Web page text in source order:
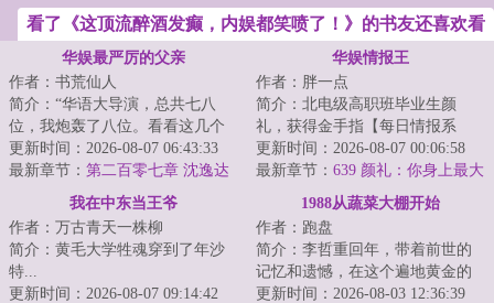
看了《这顶流醉酒发癫，内娱都笑喷了！》的书友还喜欢看
华娱最严厉的父亲
作者：书荒仙人
简介：“华语大导演，总共七八
位，我炮轰了八位。看看这几个
前辈，哪一个不是成绩斐然，哪
个不是奖项傍身...
更新时间：2026-08-07 06:43:33
最新章节： 第二百零七章 沈逸达
的狂暴轰入，莫名破防！
华娱情报王
作者：胖一点
简介：北电级高职班毕业生颜
礼，获得金手指【每日情报系
统】，从此化身娱乐圈情报王什
么？《隋唐英雄传》...
更新时间：2026-08-07 00:06:58
最新章节： 639 颜礼：你身上最大
的优势不是名气，而是脸
我在中东当王爷
作者：万古青天一株柳
简介：黄毛大学牲魂穿到了年沙
特...
更新时间：2026-08-07 09:14:42
1988从蔬菜大棚开始
作者：跑盘
简介：李哲重回年，带着前世的
记忆和遗憾，在这个遍地黄金的
年代重新起航……...
更新时间：2026-08-03 12:36:39